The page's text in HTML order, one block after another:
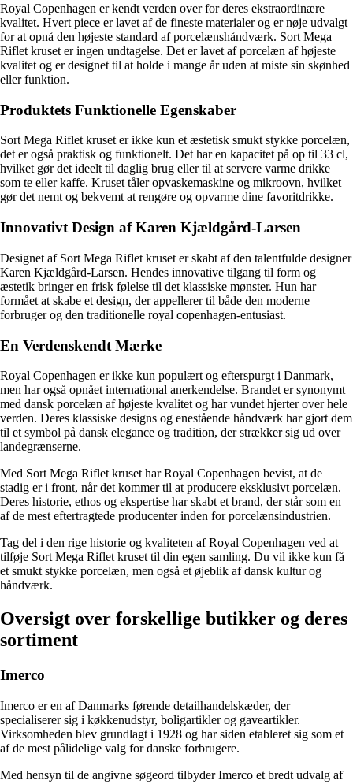
Royal Copenhagen er kendt verden over for deres ekstraordinære
kvalitet. Hvert piece er lavet af de fineste materialer og er nøje udvalgt
for at opnå den højeste standard af porcelænshåndværk. Sort Mega
Riflet kruset er ingen undtagelse. Det er lavet af porcelæn af højeste
kvalitet og er designet til at holde i mange år uden at miste sin skønhed
eller funktion.
Produktets Funktionelle Egenskaber
Sort Mega Riflet kruset er ikke kun et æstetisk smukt stykke porcelæn,
det er også praktisk og funktionelt. Det har en kapacitet på op til 33 cl,
hvilket gør det ideelt til daglig brug eller til at servere varme drikke
som te eller kaffe. Kruset tåler opvaskemaskine og mikroovn, hvilket
gør det nemt og bekvemt at rengøre og opvarme dine favoritdrikke.
Innovativt Design af Karen Kjældgård-Larsen
Designet af Sort Mega Riflet kruset er skabt af den talentfulde designer
Karen Kjældgård-Larsen. Hendes innovative tilgang til form og
æstetik bringer en frisk følelse til det klassiske mønster. Hun har
formået at skabe et design, der appellerer til både den moderne
forbruger og den traditionelle royal copenhagen-entusiast.
En Verdenskendt Mærke
Royal Copenhagen er ikke kun populært og efterspurgt i Danmark,
men har også opnået international anerkendelse. Brandet er synonymt
med dansk porcelæn af højeste kvalitet og har vundet hjerter over hele
verden. Deres klassiske designs og enestående håndværk har gjort dem
til et symbol på dansk elegance og tradition, der strækker sig ud over
landegrænserne.
Med Sort Mega Riflet kruset har Royal Copenhagen bevist, at de
stadig er i front, når det kommer til at producere eksklusivt porcelæn.
Deres historie, ethos og ekspertise har skabt et brand, der står som en
af de mest eftertragtede producenter inden for porcelænsindustrien.
Tag del i den rige historie og kvaliteten af Royal Copenhagen ved at
tilføje Sort Mega Riflet kruset til din egen samling. Du vil ikke kun få
et smukt stykke porcelæn, men også et øjeblik af dansk kultur og
håndværk.
Oversigt over forskellige butikker og deres
sortiment
Imerco
Imerco er en af Danmarks førende detailhandelskæder, der
specialiserer sig i køkkenudstyr, boligartikler og gaveartikler.
Virksomheden blev grundlagt i 1928 og har siden etableret sig som et
af de mest pålidelige valg for danske forbrugere.
Med hensyn til de angivne søgeord tilbyder Imerco et bredt udvalg af